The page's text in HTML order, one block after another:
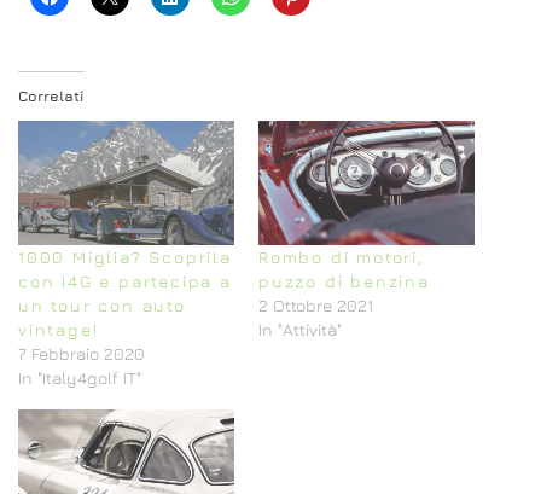
Correlati
1000 Miglia? Scoprila
con I4G e partecipa a
un tour con auto
vintage!
7 Febbraio 2020
In "Italy4golf IT"
Rombo di motori,
puzzo di benzina
2 Ottobre 2021
In "Attività"